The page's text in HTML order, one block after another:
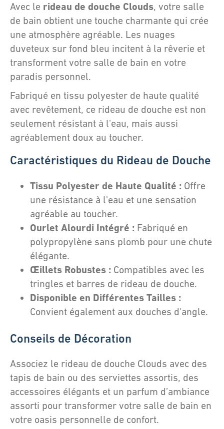
Avec le rideau de douche Clouds, votre salle
de bain obtient une touche charmante qui crée
une atmosphère agréable. Les nuages
duveteux sur fond bleu incitent à la rêverie et
transforment votre salle de bain en votre
paradis personnel.
Fabriqué en tissu polyester de haute qualité
avec revêtement, ce rideau de douche est non
seulement résistant à l'eau, mais aussi
agréablement doux au toucher.
Caractéristiques du Rideau de Douche
Tissu Polyester de Haute Qualité : Offre
une résistance à l'eau et une sensation
agréable au toucher.
Ourlet Alourdi Intégré : Fabriqué en
polypropylène sans plomb pour une chute
élégante.
Œillets Robustes : Compatibles avec les
tringles et barres de rideau de douche.
Disponible en Différentes Tailles :
Convient également aux douches d'angle.
Conseils de Décoration
Associez le rideau de douche Clouds avec des
tapis de bain ou des serviettes assortis, des
accessoires élégants et un parfum d’ambiance
assorti pour transformer votre salle de bain en
votre oasis personnelle de confort.